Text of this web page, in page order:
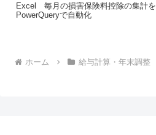
Excel 毎月の損害保険料控除の集計を
PowerQueryで自動化
ホーム 給与計算・年末調整